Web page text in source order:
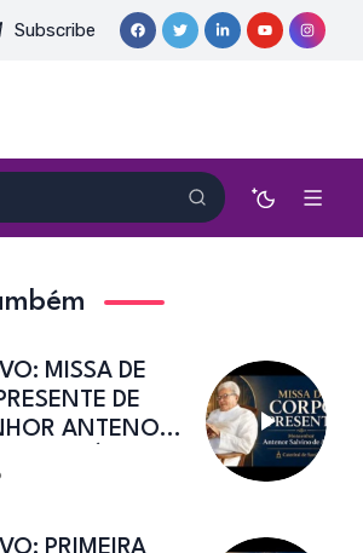
DIAS, FSA | Catedral de Sant’Ana |
Subscribe
MISSA DE
DE
ANTENOR
Sant’Ana
PRIMEIRA